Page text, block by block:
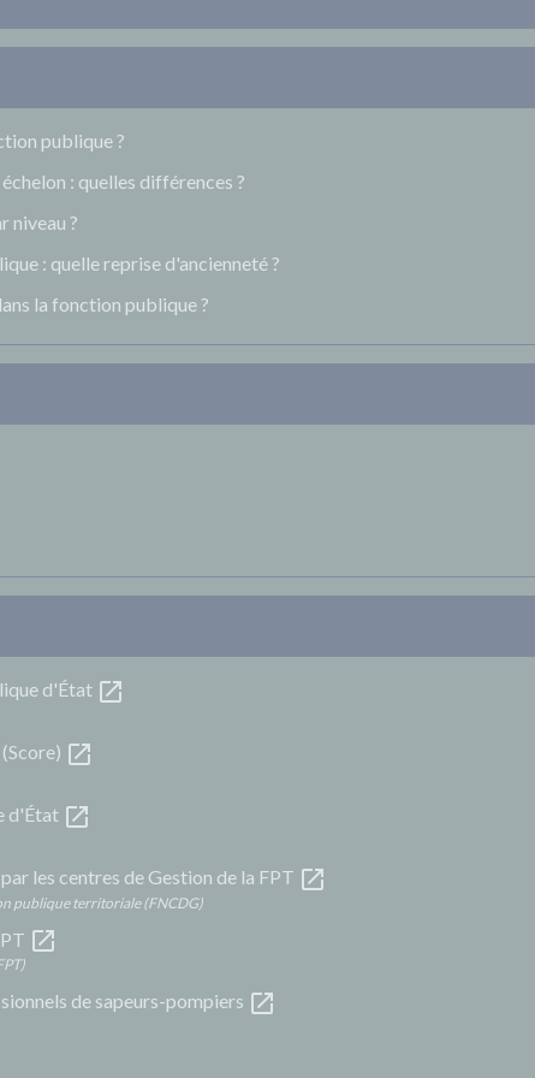
publique ?
: quelles différences ?
niveau ?
: quelle reprise d'ancienneté ?
la fonction publique ?
d'État open_in_new
open_in_new
d'État open_in_new
les centres de Gestion de la FPT open_in_new
publique territoriale (FNCDG)
open_in_new
de sapeurs-pompiers open_in_new